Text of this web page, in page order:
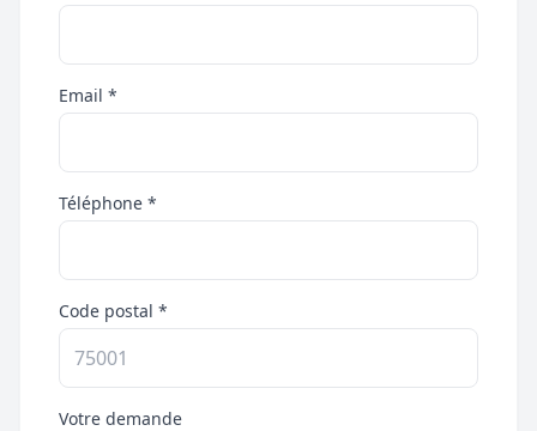
Email *
Téléphone *
Code postal *
Votre demande